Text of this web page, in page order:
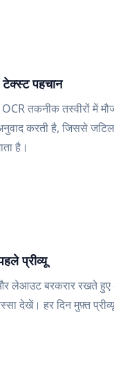
टेक्स्ट पहचान
OCR तकनीक तस्वीरों में
करती है, जिससे
है।
प्रीव्यू
लेआउट बरकरार रखते
देखें। हर दिन मुफ़्त